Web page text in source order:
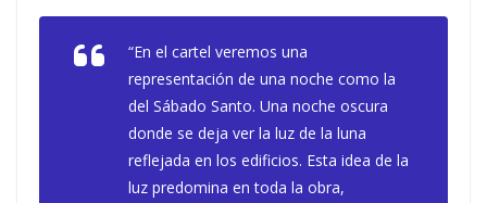
“En el cartel veremos una
representación de una noche como la
del Sábado Santo. Una noche oscura
donde se deja ver la luz de la luna
reflejada en los edificios. Esta idea de la
luz predomina en toda la obra,